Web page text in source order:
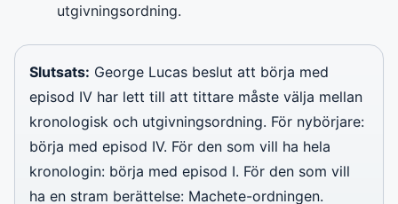
utgivningsordning.
Slutsats: George Lucas beslut att börja med
episod IV har lett till att tittare måste välja mellan
kronologisk och utgivningsordning. För nybörjare:
börja med episod IV. För den som vill ha hela
kronologin: börja med episod I. För den som vill
ha en stram berättelse: Machete-ordningen.